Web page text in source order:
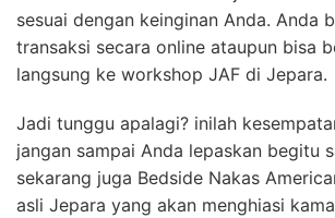
sesuai dengan keinginan Anda. Anda
transaksi secara online ataupun bisa
langsung ke workshop JAF di Jepara.
Jadi tunggu apalagi? inilah
jangan sampai Anda lepaskan begitu
sekarang juga Bedside Nakas
asli Jepara yang akan menghiasi